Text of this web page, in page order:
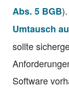
Abs. 5 BGB
Umtausch
sollte
Software